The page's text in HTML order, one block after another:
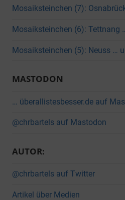
Mosaiksteinchen (7):
Mosaiksteinchen (6): Tettnang
Mosaiksteinchen (5): Neuss …
MASTODON
… überallistesbesser.de auf
@chrbartels auf Mastodon
AUTOR:
@chrbartels auf Twitter
Artikel über Medien